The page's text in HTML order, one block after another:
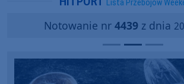
Notowanie nr 4439z dnia